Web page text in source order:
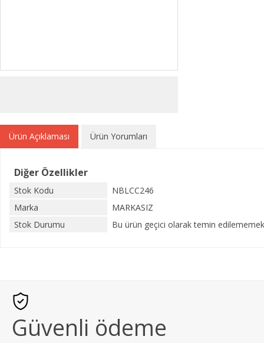
Ürün Açıklaması Ürün Yorumları
Diğer Özellikler
Stok Kodu
NBLCC246
Marka
MARKASIZ
Stok Durumu
Bu ürün geçici olarak temin
Güvenli ödeme